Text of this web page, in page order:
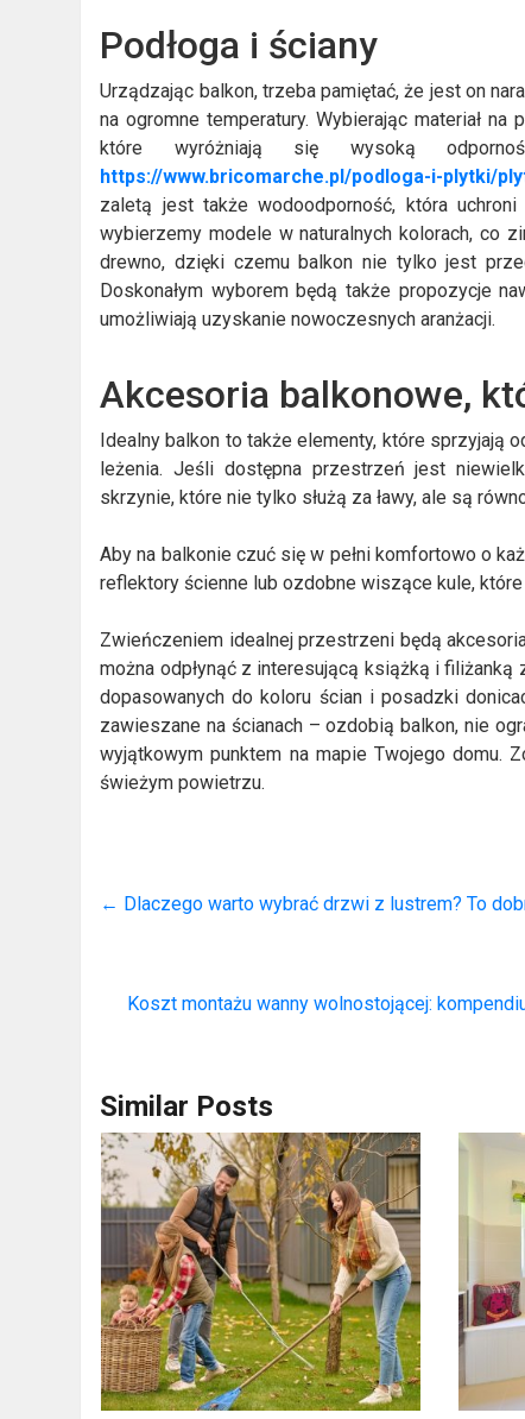
Podłoga i ściany
Urządzając balkon, trzeba pamiętać, że jest on
na ogromne temperatury. Wybierając materiał
które wyróżniają się wysoką
https://www.bricomarche.pl/podloga-i-plytki/
zaletą jest także wodoodporność, która
wybierzemy modele w naturalnych kolorach, co
drewno, dzięki czemu balkon nie tylko jest
Doskonałym wyborem będą także propozycje
umożliwiają uzyskanie nowoczesnych aranżacji.
Akcesoria balkonowe,
Idealny balkon to także elementy, które sprzyjają
leżenia. Jeśli dostępna przestrzeń jest
skrzynie, które nie tylko służą za ławy, ale są
Aby na balkonie czuć się w pełni komfortowo o
reflektory ścienne lub ozdobne wiszące kule,
Zwieńczeniem idealnej przestrzeni będą
można odpłynąć z interesującą książką i filiżanką
dopasowanych do koloru ścian i posadzki
zawieszane na ścianach – ozdobią balkon, nie
wyjątkowym punktem na mapie Twojego domu.
świeżym powietrzu.
← Dlaczego warto wybrać drzwi z lustrem? To
Koszt montażu wanny wolnostojącej:
Similar Posts